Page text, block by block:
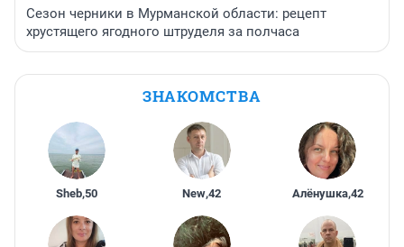
Сезон черники в Мурманской области: рецепт
хрустящего ягодного штруделя за полчаса
ЗНАКОМСТВА
Sheb,50 New,42 Алёнушка,42